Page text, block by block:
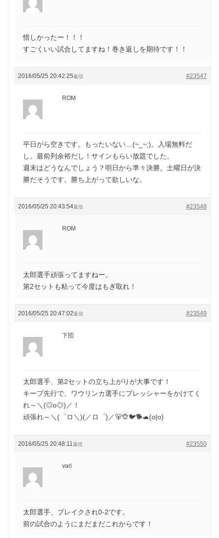
惜しかったー！！！
すごくいい試合してますね！巻き返しを期待です！！
2016/05/25 20:42:25 #23547
返信
ROM
平日がら空きです。もったいない…(~_~;)。入場無料だ
し。最前列余裕だし！サインもらい放題でした。
週末はどうなんでしょう？明日から準々決勝。土曜日が決
勝だそうです。勝ち上がって欲しいな。
2016/05/25 20:43:54 #23548
返信
ROM
太郎選手頑張ってますねー。
第2セットも粘って今度はもぎ取れ！
2016/05/25 20:47:02 #23549
返信
下団
太郎選手、第2セットの立ち上がりが大事です！
キープ先行で、ワウリンカ選手にプレッシャーをかけてく
れ～＼(◎o◎)／！
頑張れ～＼(゜ロ＼)(／ロ゜)／🐻🐵🐦🐕🐢(o|o)
2016/05/25 20:48:11 #23550
返信
vari
太郎選手、ブレイクされ0-2です。
前の試合のようにまだまだこれからです！